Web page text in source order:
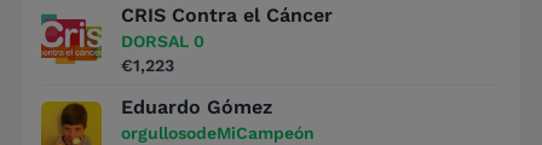
CRIS Contra el Cáncer
DORSAL 0
€1,223
Eduardo Gómez
orgullosodeMiCampeón